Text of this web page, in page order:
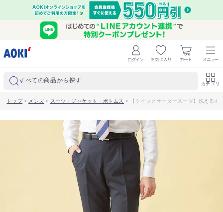
すべての商品から探す カテゴリ
トップ> メンズ > スーツ・ジャケット・ボトムス > 【クイックオーダースーツ】洗える